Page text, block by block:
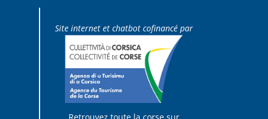
Site internet et chatbot cofinancé par